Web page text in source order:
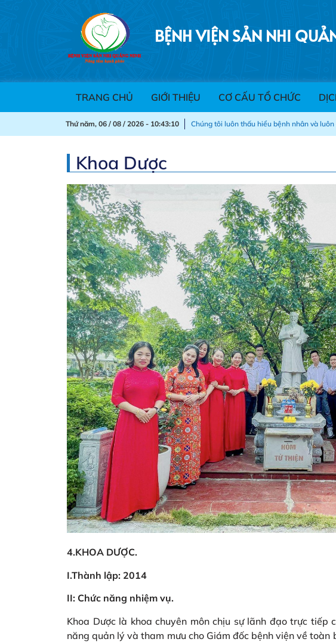
BỆNH VIỆN SẢN NHI
TRANG CHỦ GIỚI THIỆU CƠ CẤU TỔ CHỨC
Thứ năm, 06 / 08 / 2026 - 10:43:11 Chúng tôi luôn thấu hiểu bệnh nhân và
Khoa Dược
4.KHOA DƯỢC.
I.Thành lập: 2014
II: Chức năng nhiệm vụ.
Khoa Dược là khoa chuyên môn chịu sự lãnh đạo trực tiếp
năng quản lý và tham mưu cho Giám đốc bệnh viện về